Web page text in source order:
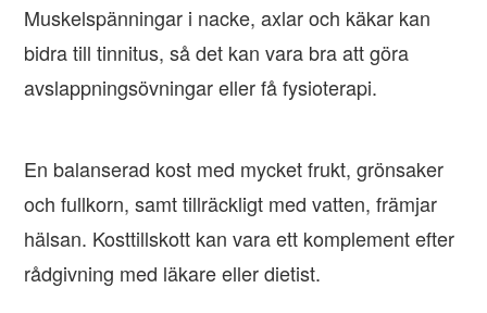
Muskelspänningar i nacke, axlar och käkar kan
bidra till tinnitus, så det kan vara bra att göra
avslappningsövningar eller få fysioterapi.
En balanserad kost med mycket frukt, grönsaker
och fullkorn, samt tillräckligt med vatten, främjar
hälsan. Kosttillskott kan vara ett komplement efter
rådgivning med läkare eller dietist.